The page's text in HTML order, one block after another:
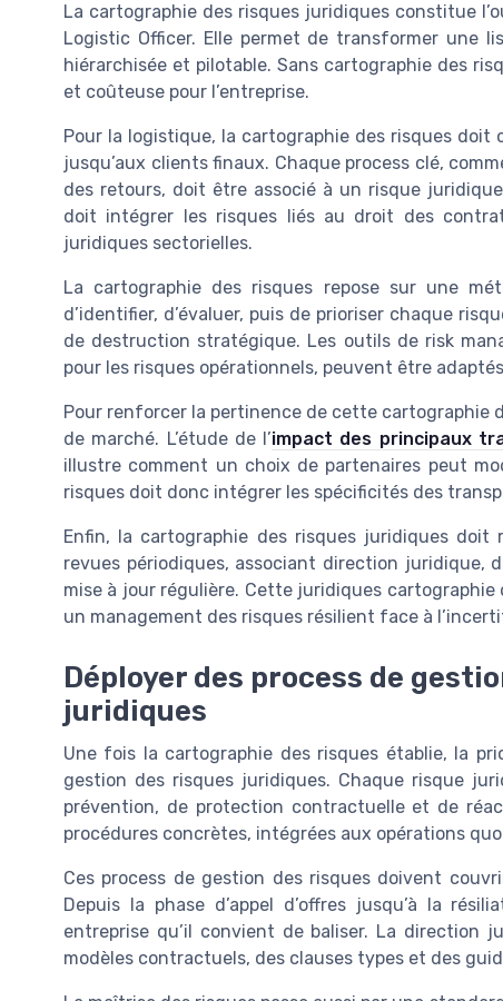
La cartographie des risques juridiques constitue
Logistic Officer. Elle permet de transformer une
hiérarchisée et pilotable. Sans cartographie des
et coûteuse pour l’entreprise.
Pour la logistique, la cartographie des risques doit
jusqu’aux clients finaux. Chaque process clé,
des retours, doit être associé à un risque
doit intégrer les risques liés au droit des
juridiques sectorielles.
La cartographie des risques repose sur une
d’identifier, d’évaluer, puis de prioriser chaque
de destruction stratégique. Les outils de risk
pour les risques opérationnels, peuvent être
Pour renforcer la pertinence de cette cartographie
de marché. L’étude de l’impact des principaux
illustre comment un choix de partenaires peut
risques doit donc intégrer les spécificités des
Enfin, la cartographie des risques juridiques
revues périodiques, associant direction
mise à jour régulière. Cette juridiques
un management des risques résilient face à
Déployer des process de
juridiques
Une fois la cartographie des risques établie, la
gestion des risques juridiques. Chaque risque
prévention, de protection contractuelle et de
procédures concrètes, intégrées aux opérations
Ces process de gestion des risques doivent
Depuis la phase d’appel d’offres jusqu’à la
entreprise qu’il convient de baliser. La direction
modèles contractuels, des clauses types et des